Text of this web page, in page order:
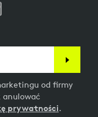
Wireless
od firmy
anulować
prywatności.